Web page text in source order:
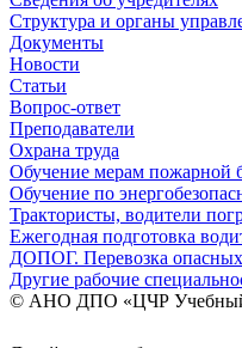
Структура и органы
Документы
Новости
Статьи
Вопрос-ответ
Преподаватели
Охрана труда
Обучение мерам пожарной
Обучение по
Трактористы, водители
Ежегодная подготовка
ДОПОГ. Перевозка
Другие рабочие
© АНО ДПО «ЦЧР